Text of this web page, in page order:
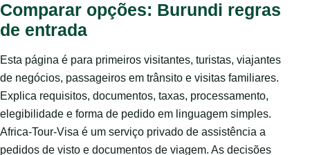
Comparar opções: Burundi regras
de entrada
Esta página é para primeiros visitantes, turistas, viajantes
de negócios, passageiros em trânsito e visitas familiares.
Explica requisitos, documentos, taxas, processamento,
elegibilidade e forma de pedido em linguagem simples.
Africa-Tour-Visa é um serviço privado de assistência a
pedidos de visto e documentos de viagem. As decisões